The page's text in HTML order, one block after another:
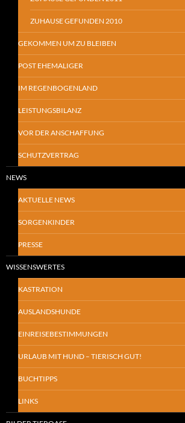
ZUHAUSE GEFUNDEN 2010
GEKOMMEN UM ZU BLEIBEN
POST EHEMALIGER
IM REGENBOGENLAND
LEISTUNGSBILANZ
VOR DER ANSCHAFFUNG
SCHUTZVERTRAG
NEWS
AKTUELLE NEWS
SORGENKINDER
PRESSE
WISSENSWERTES
KASTRATION
AUSLANDSHUNDE
EINREISEBESTIMMUNGEN
URLAUB MIT HUND – TIERISCH GUT!
BUCHTIPPS
LINKS